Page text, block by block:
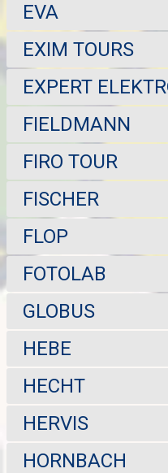
EVA
EXIM TOURS
EXPERT
FIELDMANN
FIRO TOUR
FISCHER
FLOP
FOTOLAB
GLOBUS
HEBE
HECHT
HERVIS
HORNBACH